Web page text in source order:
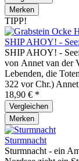
Merken
TIPP!
SHIP AHOY! -
SHIP AHOY! -
von Annet van der
Lebenden, die
322 vor Chr.)
18,90 € *
Vergleichen
Merken
Sturmnacht
Sturmnacht - ein